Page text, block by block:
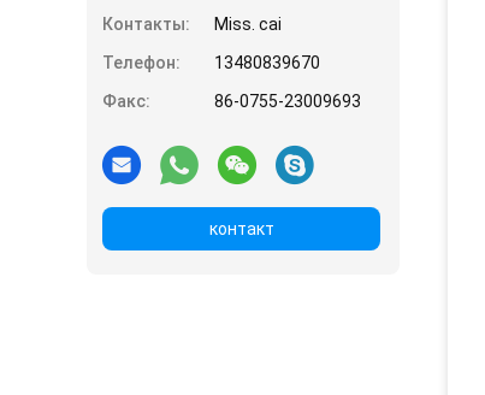
Контакты:
Miss. cai
Телефон:
13480839670
Факс:
86-0755-23009693
контакт